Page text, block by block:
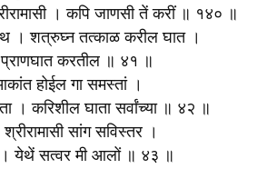
। कपि जाणसी तें करीं ॥ १४० ॥
। शत्रुघ्न तत्काळ करील घात ।
प्राणघात करतील ॥ ४१ ॥
होईल गा समस्तां ।
। करिशील घाता सर्वांच्या ॥ ४२ ॥
सांग सविस्तर ।
। येथें सत्वर मी आलों ॥ ४३ ॥